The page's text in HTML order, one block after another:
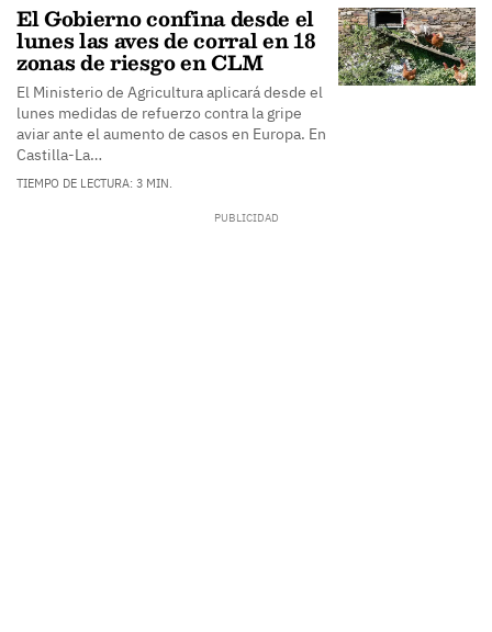
El Gobierno confina desde el
lunes las aves de corral en 18
zonas de riesgo en CLM
El Ministerio de Agricultura aplicará desde el
lunes medidas de refuerzo contra la gripe
aviar ante el aumento de casos en Europa. En
Castilla-La…
TIEMPO DE LECTURA: 3 MIN.